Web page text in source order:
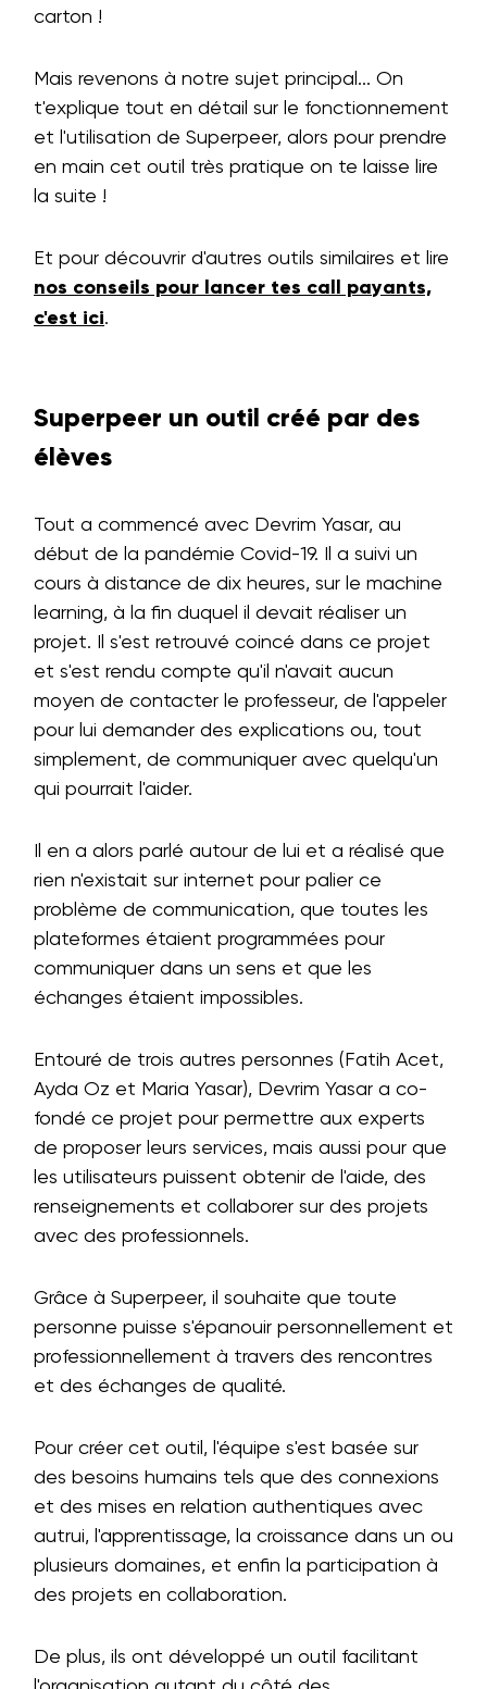
carton !
Mais revenons à notre sujet principal... On
t'explique tout en détail sur le fonctionnement
et l'utilisation de Superpeer, alors pour prendre
en main cet outil très pratique on te laisse lire
la suite !
Et pour découvrir d'autres outils similaires et lire
nos conseils pour lancer tes call payants,
c'est ici.
Superpeer un outil créé par des
élèves
Tout a commencé avec Devrim Yasar, au
début de la pandémie Covid-19. Il a suivi un
cours à distance de dix heures, sur le machine
learning, à la fin duquel il devait réaliser un
projet. Il s'est retrouvé coincé dans ce projet
et s'est rendu compte qu'il n'avait aucun
moyen de contacter le professeur, de l'appeler
pour lui demander des explications ou, tout
simplement, de communiquer avec quelqu'un
qui pourrait l'aider.
Il en a alors parlé autour de lui et a réalisé que
rien n'existait sur internet pour palier ce
problème de communication, que toutes les
plateformes étaient programmées pour
communiquer dans un sens et que les
échanges étaient impossibles.
Entouré de trois autres personnes (Fatih Acet,
Ayda Oz et Maria Yasar), Devrim Yasar a co-
fondé ce projet pour permettre aux experts
de proposer leurs services, mais aussi pour que
les utilisateurs puissent obtenir de l'aide, des
renseignements et collaborer sur des projets
avec des professionnels.
Grâce à Superpeer, il souhaite que toute
personne puisse s'épanouir personnellement et
professionnellement à travers des rencontres
et des échanges de qualité.
Pour créer cet outil, l'équipe s'est basée sur
des besoins humains tels que des connexions
et des mises en relation authentiques avec
autrui, l'apprentissage, la croissance dans un ou
plusieurs domaines, et enfin la participation à
des projets en collaboration.
De plus, ils ont développé un outil facilitant